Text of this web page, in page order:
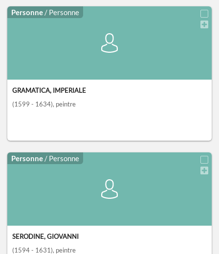
Personne / Personne
GRAMATICA, IMPERIALE
(1599 - 1634), peintre
Personne / Personne
SERODINE, GIOVANNI
(1594 - 1631), peintre